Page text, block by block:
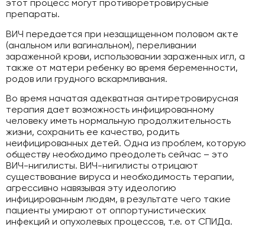
этот процесс могут противоретровирусные
препараты.
ВИЧ передается при незащищенном половом акте
(анальном или вагинальном), переливании
зараженной крови, использовании зараженных игл, а
также от матери ребенку во время беременности,
родов или грудного вскармливания.
Во время начатая адекватная антиретровирусная
терапия дает возможность инфицированному
человеку иметь нормальную продолжительность
жизни, сохранить ее качество, родить
неифицированных детей. Одна из проблем, которую
обществу необходимо преодолеть сейчас – это
ВИЧ-нигилисты. ВИЧ-нигилисты отрицают
существование вируса и необходимость терапии,
агрессивно навязывая эту идеологию
инфицированным людям, в результате чего такие
пациенты умирают от оппортунистических
инфекций и опухолевых процессов, т.е. от СПИДа.